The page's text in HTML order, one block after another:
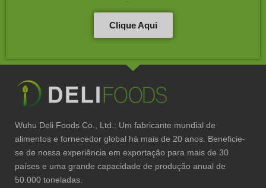
Clique Aqui
Wuhu Deli Foods Co., Ltd.: Um fabricante mundial de
alimentos e fornecedor global há mais de 20 anos. Beneficie-
se de nossa experiência em exportação para mais de 30
países e uma grande capacidade de produção anual de
50.000 toneladas.